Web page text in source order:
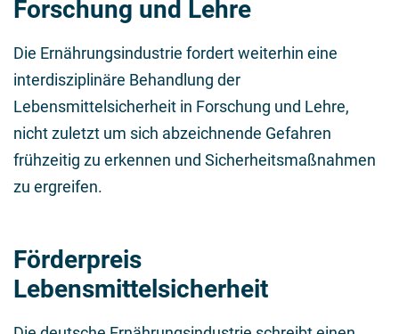
Forschung und Lehre
Die Ernährungsindustrie fordert weiterhin eine
interdisziplinäre Behandlung der
Lebensmittelsicherheit in Forschung und Lehre,
nicht zuletzt um sich abzeichnende Gefahren
frühzeitig zu erkennen und Sicherheitsmaßnahmen
zu ergreifen.
Förderpreis
Lebensmittelsicherheit